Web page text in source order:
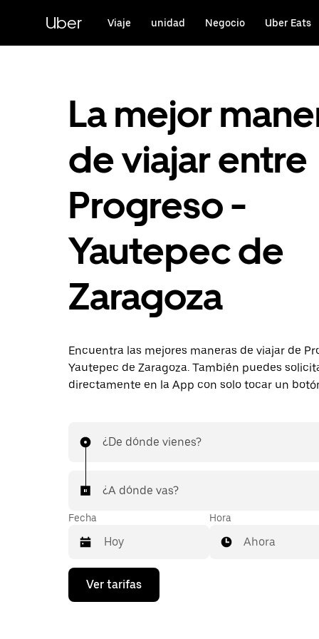
contenido
principal
Uber Viaje unidad Negocio Uber Eats
La mejor
de viajar entre
Progreso -
Yautepec de
Zaragoza
Encuentra las mejores maneras de viajar de
Yautepec de Zaragoza. También puedes
directamente en la App con solo tocar un
¿De dónde vienes?
¿A dónde vas?
Fecha
Presiona
flecha
Hora
Ahora
Ver tarifas